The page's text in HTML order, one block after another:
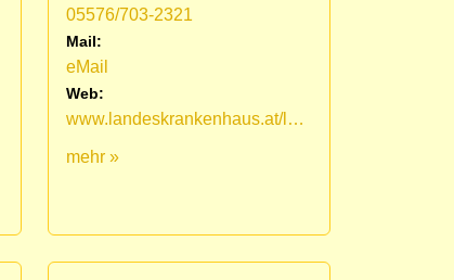
05576/703-2321
Mail:
eMail
Web:
www.landeskrankenhaus.at/leistungsangebot/fuer-patienten/medizinische-fachbereiche/lkh-hohenems/palliativstation
mehr »